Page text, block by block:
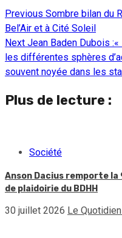
Continue
Reading
Previous Sombre bilan du
Bel’Air et à Cité Soleil
Next Jean Baden Dubois
les différentes sphères
souvent noyée dans les
Plus de lecture :
Société
Anson Dacius remporte la
de plaidoirie du BDHH
30 juillet 2026 Le